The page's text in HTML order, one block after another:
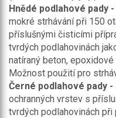
Hnědé podlahové pady
mokré strhávání při 150
příslušnými čisticími
tvrdých podlahovinách
natíraný beton,
Možnost použití pro
Černé podlahové pady
ochranných vrstev s
tvrdých podlahovinách